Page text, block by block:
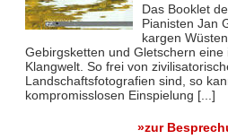
Das Booklet
Pianisten Jan
kargen
Gebirgsketten und Gletschern
Klangwelt. So frei von
Landschaftsfotografien sind, so
kompromisslosen Einspielung [...]
»zur